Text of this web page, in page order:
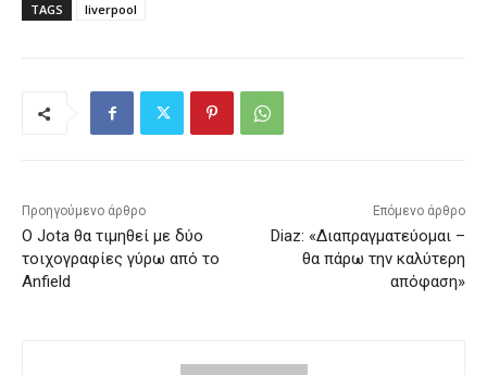
TAGS liverpool
Προηγούμενο άρθρο
Ο Jota θα τιμηθεί με δύο
τοιχογραφίες γύρω από το
Anfield
Επόμενο άρθρο
Diaz: «Διαπραγματεύομαι –
θα πάρω την καλύτερη
απόφαση»